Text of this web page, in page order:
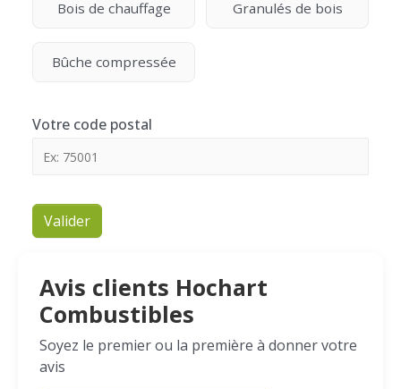
Bois de chauffage Granulés de bois
Bûche compressée
Votre code postal
Valider
Avis clients Hochart
Combustibles
Soyez le premier ou la première à donner votre
avis